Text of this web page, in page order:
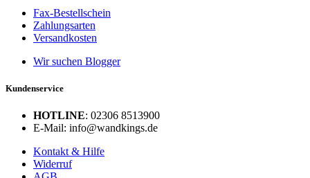
Fax-Bestellschein
Zahlungsarten
Versandkosten
Wir suchen Blogger
Kundenservice
HOTLINE: 02306 8513900
E-Mail: info@wandkings.de
Kontakt & Hilfe
Widerruf